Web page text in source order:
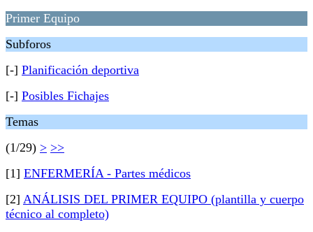
Primer Equipo
Subforos
[-] Planificación deportiva
[-] Posibles Fichajes
Temas
(1/29) > >>
[1] ENFERMERÍA - Partes médicos
[2] ANÁLISIS DEL PRIMER EQUIPO (plantilla y cuerpo
técnico al completo)